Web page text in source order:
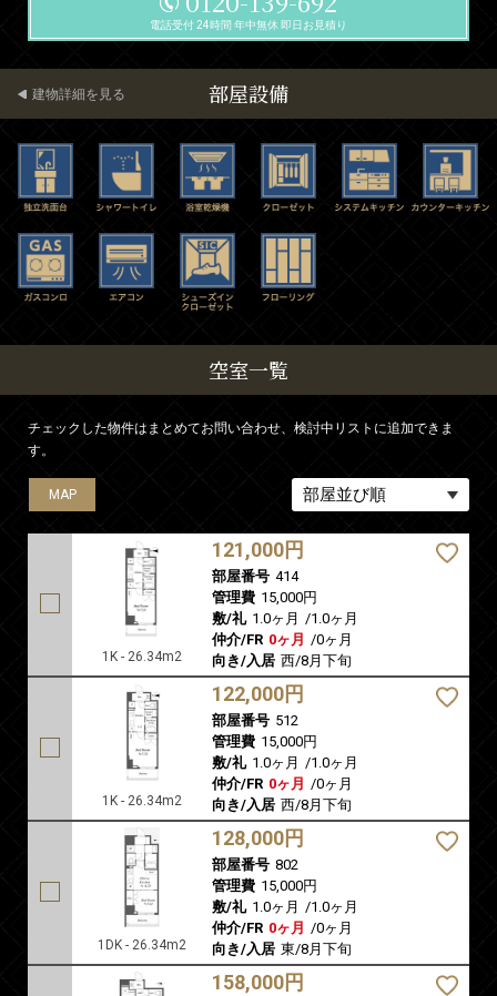
電話受付 24時間 年中無休 即日お見積り
部屋設備
建物詳細を見る
空室一覧
チェックした物件はまとめてお問い合わせ、検討中リストに追加できま
す。
MAP
1K - 26.34m2
121,000円
部屋番号 414
管理費 15,000円
敷/礼 1.0ヶ月 /1.0ヶ月
仲介/FR 0ヶ月 /0ヶ月
向き/入居 西/8月下旬
MAP
1K - 26.34m2
122,000円
部屋番号 512
管理費 15,000円
敷/礼 1.0ヶ月 /1.0ヶ月
仲介/FR 0ヶ月 /0ヶ月
向き/入居 西/8月下旬
MAP
1DK - 26.34m2
128,000円
部屋番号 802
管理費 15,000円
敷/礼 1.0ヶ月 /1.0ヶ月
仲介/FR 0ヶ月 /0ヶ月
向き/入居 東/8月下旬
MAP
158,000円
MAP
MAP
MAP
MAP
MAP
MAP
MAP
MAP